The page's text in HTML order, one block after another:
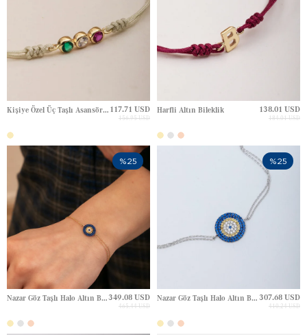
Kişiye Özel Üç Taşlı Asansörlü İp Altın Bileklik 117.71 USD
156.95 USD
Harfli Altın Bileklik 138.01 USD
184.01 USD
Nazar Göz Taşlı Halo Altın Bileklik349.08 USD
465.44 USD
%25
Nazar Göz Taşlı Halo Altın Bileklik 307.68 USD
410.24 USD
%25